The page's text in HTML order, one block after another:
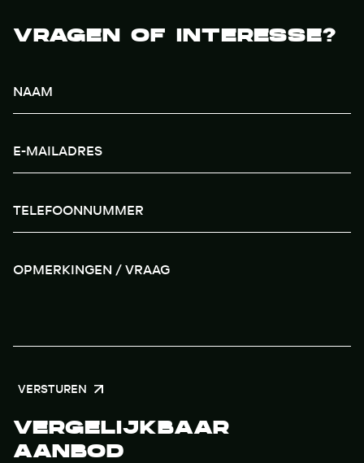
VRAGEN OF INTERESSE?
VERSTUREN
VERGELIJKBAAR
AANBOD